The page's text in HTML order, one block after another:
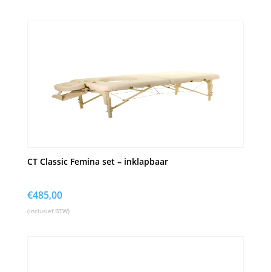
CT Classic Femina set – inklapbaar
€485,00
(inclusief BTW)